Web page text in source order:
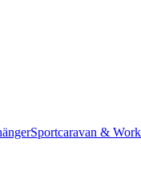
Sportcaravan &